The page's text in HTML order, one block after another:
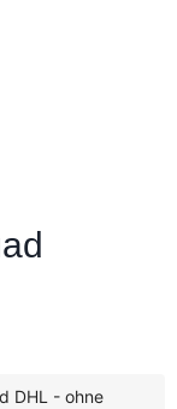
DHL - ohne